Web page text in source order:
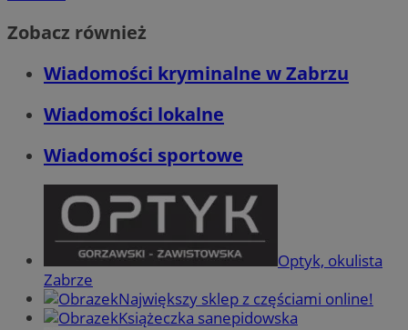
Zobacz również
Wiadomości kryminalne w Zabrzu
Wiadomości lokalne
Wiadomości sportowe
Optyk, okulista
Zabrze
Największy sklep z częściami online!
Książeczka sanepidowska